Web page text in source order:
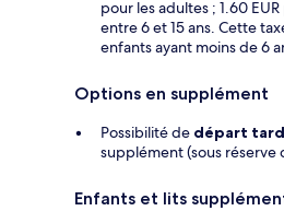
pour les adultes ; 1.60
entre 6 et 15 ans. Cette
enfants ayant moins de 6
Options en supplément
Possibilité de départ
supplément (sous réserve
Enfants et lits